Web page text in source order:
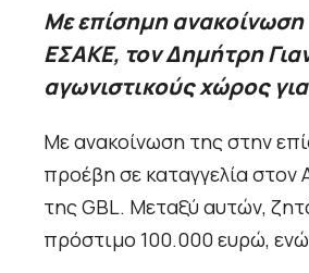
Με επίσημη
ΕΣΑΚΕ, τον Δημήτρη
αγωνιστικούς χώρος
Με ανακοίνωση της στην
προέβη σε καταγγελία
της GBL. Μεταξύ αυτών,
πρόστιμο 100.000 ευρώ,